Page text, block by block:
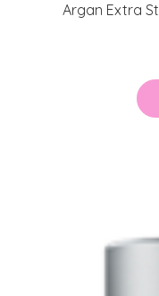
Argan Extra